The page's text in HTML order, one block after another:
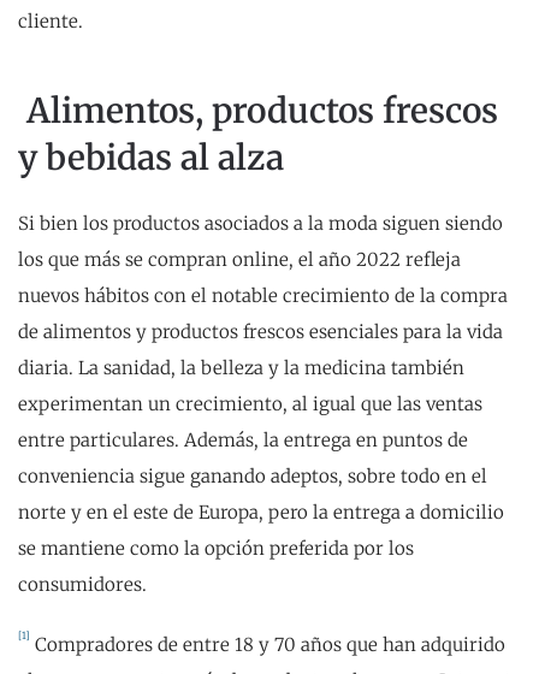
cliente.
Alimentos, productos frescos
y bebidas al alza
Si bien los productos asociados a la moda siguen siendo
los que más se compran online, el año 2022 refleja
nuevos hábitos con el notable crecimiento de la compra
de alimentos y productos frescos esenciales para la vida
diaria. La sanidad, la belleza y la medicina también
experimentan un crecimiento, al igual que las ventas
entre particulares. Además, la entrega en puntos de
conveniencia sigue ganando adeptos, sobre todo en el
norte y en el este de Europa, pero la entrega a domicilio
se mantiene como la opción preferida por los
consumidores.
[1] Compradores de entre 18 y 70 años que han adquirido